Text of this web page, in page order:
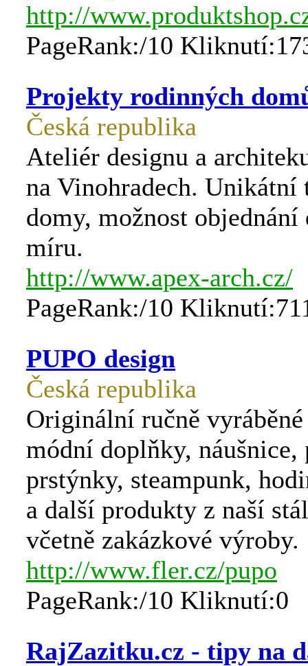
http://
PageRank:/10
Projekty rodinných
Česká republika
Ateliér designu a
na Vinohradech. Unikátní
domy, možnost objednání
míru.
http://www.apex-arch.cz/
PageRank:/10
PUPO design
Česká republika
Originální ručně
módní doplňky, náušnice,
prstýnky, steampunk,
a další produkty z naší
včetně zakázkové výroby.
http://www.fler.cz/pupo
PageRank:/10 Kliknutí:0
RajZazitku.cz - tipy na